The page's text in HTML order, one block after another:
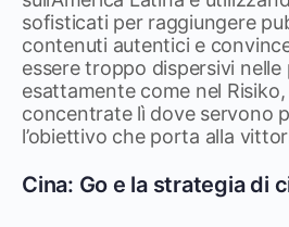
sofisticati per raggiungere
contenuti autentici e
essere troppo dispersivi
esattamente come nel
concentrate lì dove servono
l’obiettivo che porta alla
Cina: Go e la strategia di